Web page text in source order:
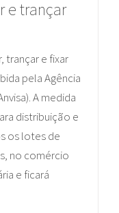
e trançar
trançar e fixar
pela Agência
A medida
distribuição e
os lotes de
no comércio
e ficará